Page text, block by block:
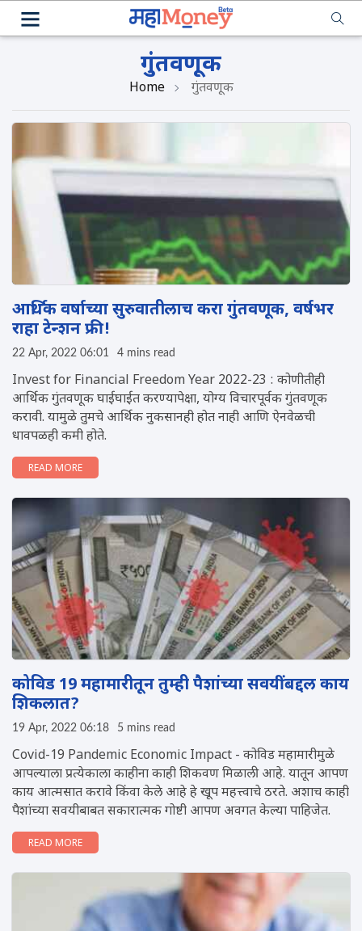
गुंतवणूक
Home गुंतवणूक
आर्थिक वर्षाच्या सुरुवातीलाच करा गुंतवणूक, वर्षभर
राहा टेन्शन फ्री!
22 Apr, 2022 06:01 4 mins read
Invest for Financial Freedom Year 2022-23 : कोणीतीही
आर्थिक गुंतवणूक घाईघाईत करण्यापेक्षा, योग्य विचारपूर्वक गुंतवणूक
करावी. यामुळे तुमचे आर्थिक नुकसानही होत नाही आणि ऐनवेळची
धावपळही कमी होते.
READ MORE
कोविड 19 महामारीतून तुम्ही पैशांच्या सवयींबद्दल काय
शिकलात?
19 Apr, 2022 06:18 5 mins read
Covid-19 Pandemic Economic Impact - कोविड महामारीमुळे
आपल्याला प्रत्येकाला काहीना काही शिकवण मिळाली आहे. यातून आपण
काय आत्मसात करावे किंवा केले आहे हे खूप महत्त्वाचे ठरते. अशाच काही
पैशांच्या सवयीबाबत सकारात्मक गोष्टी आपण अवगत केल्या पाहिजेत.
READ MORE